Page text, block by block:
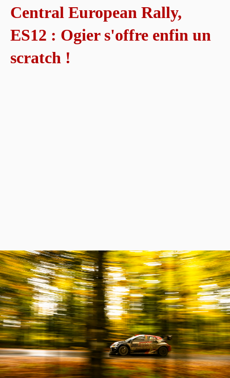
Central European Rally,
ES12 : Ogier s'offre enfin un
scratch !